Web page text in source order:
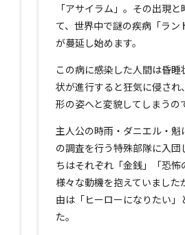
「アサイラム」。その出現
て、世界中で謎の疾病「ラン
が蔓延し始めます。
この病に感染した人間は昏睡
状が進行すると狂気に侵され
形の姿へと変貌してしまうの
主人公の時雨・ダニエル・魁
の調査を行う特殊部隊に入団
ちはそれぞれ「金銭」「恐怖
様々な動機を抱えていました
由は「ヒーローになりたい」
た。